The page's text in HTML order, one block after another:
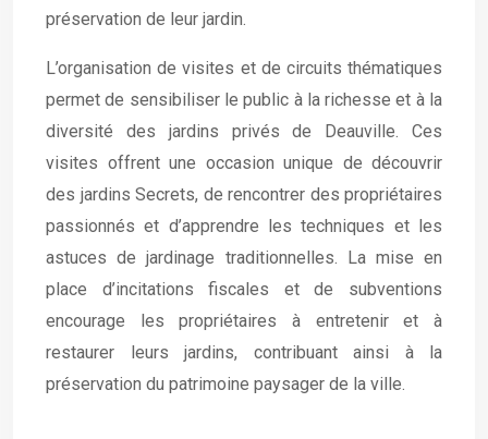
préservation de leur jardin.
L’organisation de visites et de circuits thématiques
permet de sensibiliser le public à la richesse et à la
diversité des jardins privés de Deauville. Ces
visites offrent une occasion unique de découvrir
des jardins Secrets, de rencontrer des propriétaires
passionnés et d’apprendre les techniques et les
astuces de jardinage traditionnelles. La mise en
place d’incitations fiscales et de subventions
encourage les propriétaires à entretenir et à
restaurer leurs jardins, contribuant ainsi à la
préservation du patrimoine paysager de la ville.